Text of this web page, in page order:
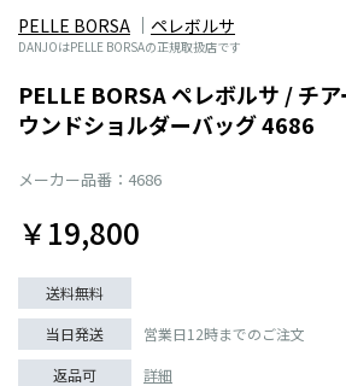
PELLE BORSA ペレボルサ
DANJOはPELLE BORSAの正規取扱店です
PELLE BORSA ペレボルサ / チ
ウンドショルダーバッグ 4686
メーカー品番：4686
￥19,800
送料無料
当日発送
営業日12時までのご注文
返品可
詳細